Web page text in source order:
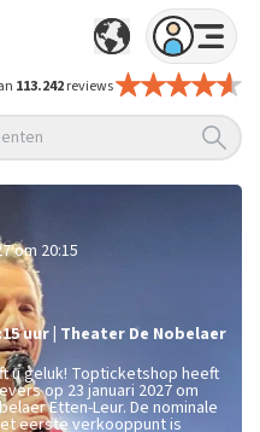
113.242reviews
om 20:15
uur Theater De Nobelaer
u geluk! Topticketshop heeft
op 23 januari 2027 om
Etten-Leur. De nominale
eerste verkooppunt is